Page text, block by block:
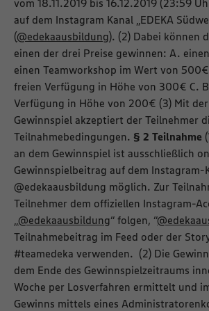
auf dem Instagram Kanal „EDEKA
(@edekaausbildung). (2) Dabei können
einen der drei Preise gewinnen: A.
einen Teamworkshop im Wert von
freien Verfügung in Höhe von 300€ C.
Verfügung in Höhe von 200€ (3) Mit der
Gewinnspiel akzeptiert der Teilnehmer
Teilnahmebedingungen. § 2 Teilnahme
an dem Gewinnspiel ist ausschließlich
Gewinnspielbeitrag auf dem Instagram-
@edekaausbildung möglich. Zur
Teilnehmer dem offiziellen Instagram-
@edekaausbildung“ folgen, “
Teilnahmebeitrag im Feed oder der
#teamedeka verwenden. (2) Die
dem Ende des Gewinnspielzeitraums
Woche per Losverfahren ermittelt und
Gewinns mittels eines